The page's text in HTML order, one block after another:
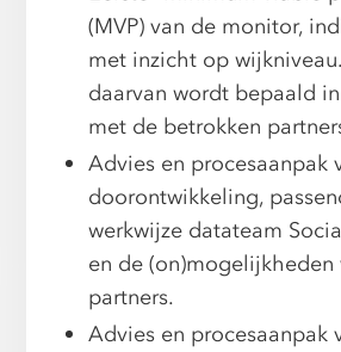
(MVP) van de monitor,
met inzicht op
daarvan wordt bepaald
met de betrokken
Advies en procesaanpak
doorontwikkeling,
werkwijze datateam
en de (on)mogelijkheden
partners.
Advies en procesaanpak